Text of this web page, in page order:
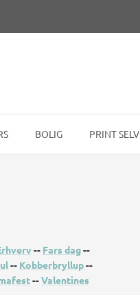
BOLIG PRINT SELV
-- Fars dag--
-- Kobberbryllup--
--Valentines